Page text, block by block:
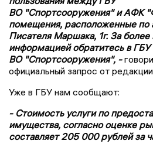
ВО "Спортсооружения" и АФК
помещения, расположенные по
Писателя Маршака, 1г. За
информацией обратитесь в ГБУ
ВО "Спортсооружения", -
официальный запрос от
Уже в ГБУ нам сообщают:
- Стоимость услуги по
имущества, согласно оценке
составляет 205 000 рублей за